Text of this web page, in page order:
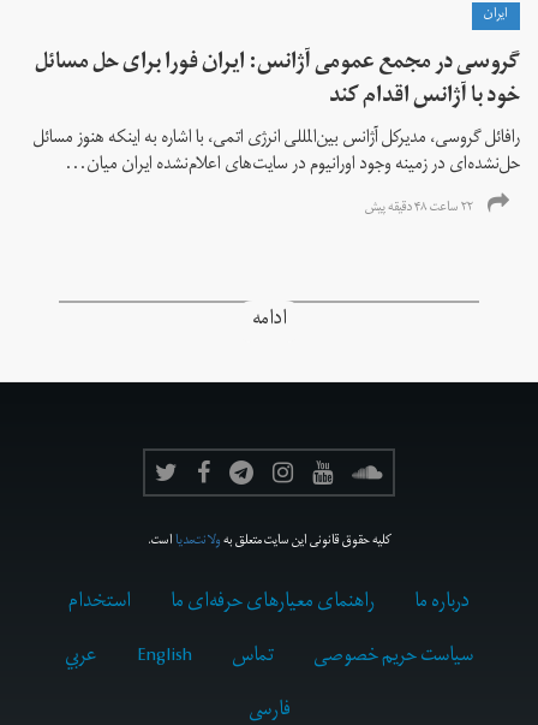
ايران
گروسی در مجمع عمومی آژانس: ایران فورا برای حل مسائل
خود با آژانس اقدام کند
رافائل گروسی، مدیرکل آژانس بین‌المللی انرژی اتمی، با اشاره به اینکه هنوز مسائل
حل‌نشده‌ای در زمینه وجود اورانیوم در سایت‌های اعلام‌نشده ایران میان...
۲۲ ساعت ۴۸ دقیقه پیش
ادامه
کلیه حقوق قانونی این سایت متعلق بهولانت‌مدیااست.
درباره ما راهنمای معیارهای حرفه‌ای ما
استخدام
سیاست حریم خصوصی
تماس English
عربي
فارسى